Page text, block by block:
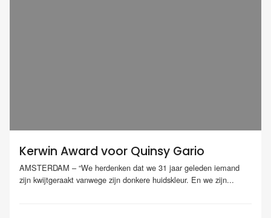
Kerwin Award voor Quinsy Gario
AMSTERDAM – “We herdenken dat we 31 jaar geleden iemand
zijn kwijtgeraakt vanwege zijn donkere huidskleur. En we zijn...